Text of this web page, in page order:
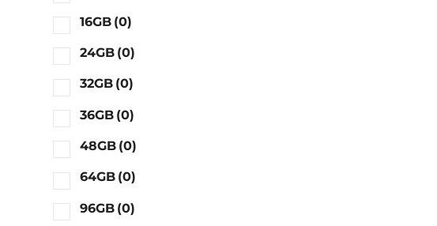
16GB (0)
24GB (0)
32GB (0)
36GB (0)
48GB (0)
64GB (0)
96GB (0)